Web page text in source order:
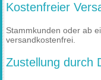
Kostenfreier
Stammkunden oder ab
versandkostenfrei.
Zustellung durch